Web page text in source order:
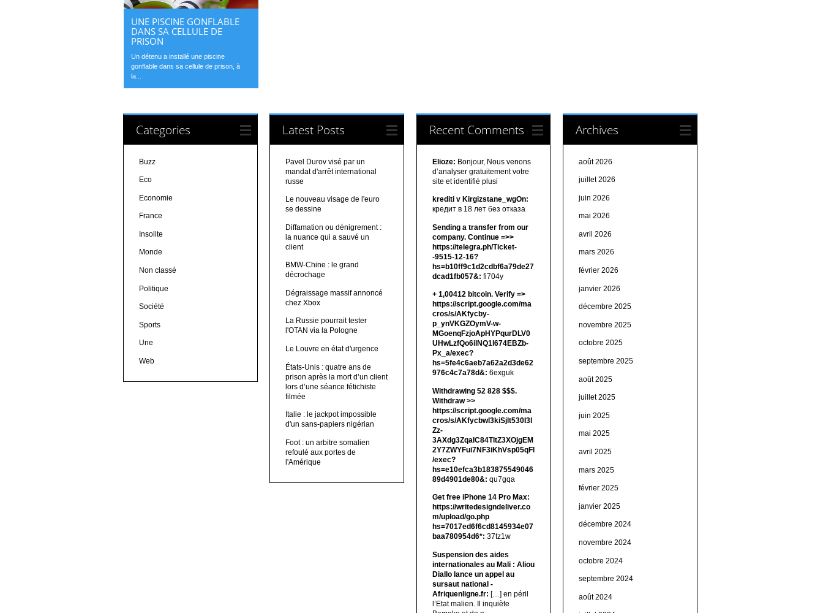
UNE PISCINE GONFLABLE
DANS SA CELLULE DE
PRISON
Un détenu a installé une piscine
gonflable dans sa cellule de prison, à
la...
Categories
Buzz
Eco
Economie
France
Insolite
Monde
Non classé
Politique
Société
Sports
Une
Web
Latest Posts
Pavel Durov visé par un
mandat d'arrêt international
russe
Le nouveau visage de l'euro
se dessine
Diffamation ou dénigrement :
la nuance qui a sauvé un
client
BMW-Chine : le grand
décrochage
Dégraissage massif annoncé
chez Xbox
La Russie pourrait tester
l'OTAN via la Pologne
Le Louvre en état d'urgence
États-Unis : quatre ans de
prison après la mort d’un client
lors d’une séance fétichiste
filmée
Italie : le jackpot impossible
d'un sans-papiers nigérian
Foot : un arbitre somalien
refoulé aux portes de
l'Amérique
Recent Comments
Elioze: Bonjour, Nous venons
d’analyser gratuitement votre
site et identifié plusi
krediti v Kirgizstane_wgOn:
кредит в 18 лет без отказа
Sending a transfer from our
company. Continue =>>
https://telegra.ph/Ticket-
-9515-12-16?
hs=b10ff9c1d2cdbf6a79de27
dcad1fb057&: fi704y
+ 1,00412 bitсоin. Verify =>
https://script.google.com/ma
cros/s/AKfycby-
p_ynVKGZOymV-w-
MGoenqFzjoApHYPqurDLV0
UHwLzfQo6ilNQ1l674EBZb-
Px_a/exec?
hs=5fe4c6aeb7a62a2d3de62
976c4c7a78d&: 6exguk
Withdrawing 52 828 $$$.
Withdrаw >>
https://script.google.com/ma
cros/s/AKfycbwl3kiSjlt530I3l
Zz-
3AXdg3ZqalC84TltZ3XOjgEM
2Y7ZWYFui7NF3iKhVsp05qFl
/exec?
hs=e10efca3b183875549046
89d4901de80&: qu7gqa
Get free iPhone 14 Pro Max:
https://writedesigndeliver.co
m/upload/go.php
hs=7017ed6f6cd8145934e07
baa780954d6*: 37tz1w
Suspension des aides
internationales au Mali : Aliou
Diallo lance un appel au
sursaut national -
Afriquenligne.fr: […] en péril
l’Etat malien. Il inquiète
Archives
août 2026
juillet 2026
juin 2026
mai 2026
avril 2026
mars 2026
février 2026
janvier 2026
décembre 2025
novembre 2025
octobre 2025
septembre 2025
août 2025
juillet 2025
juin 2025
mai 2025
avril 2025
mars 2025
février 2025
janvier 2025
décembre 2024
novembre 2024
octobre 2024
septembre 2024
août 2024